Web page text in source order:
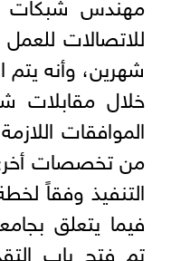
للاتصالات
شهرين، وأنه يتم
خلال مقابلات
الموافقات
من تخصصات
التنفيذ وفقاً
فيما يتعلق